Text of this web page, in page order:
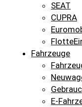
SEAT
CUPRA
Fahrzeuge
E-